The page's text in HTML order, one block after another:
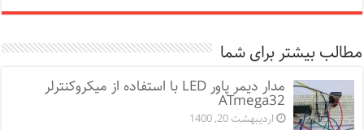
مطالب بیشتر برای شما
مدار دیمر پاور LED با استفاده از میکروکنترلر
ATmega32
اردیبهشت 20, 1400